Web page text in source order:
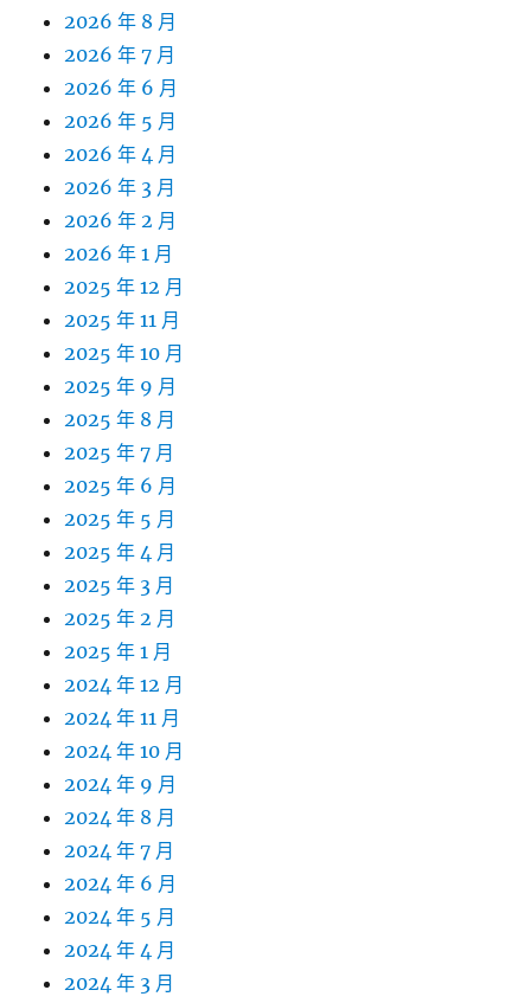
2026 年 8 月
2026 年 7 月
2026 年 6 月
2026 年 5 月
2026 年 4 月
2026 年 3 月
2026 年 2 月
2026 年 1 月
2025 年 12 月
2025 年 11 月
2025 年 10 月
2025 年 9 月
2025 年 8 月
2025 年 7 月
2025 年 6 月
2025 年 5 月
2025 年 4 月
2025 年 3 月
2025 年 2 月
2025 年 1 月
2024 年 12 月
2024 年 11 月
2024 年 10 月
2024 年 9 月
2024 年 8 月
2024 年 7 月
2024 年 6 月
2024 年 5 月
2024 年 4 月
2024 年 3 月